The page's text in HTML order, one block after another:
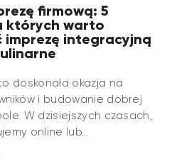
firmową: 5
których warto
imprezę integracyjną
doskonała okazja na
i budowanie dobrej
W dzisiejszych czasach,
online lub…